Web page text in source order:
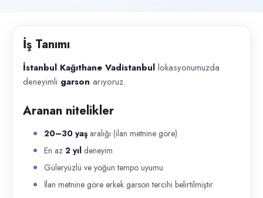
İlan açıklaması
İstanbul Kağıthane Vadistanbul lokasyonumuzda deneyimli garson
İş Tanımı
İstanbul Kağıthane Vadistanbul lokasyonumuzda
deneyimli garson arıyoruz.
Aranan nitelikler
20–30 yaş aralığı (ilan metnine göre)
En az 2 yıl deneyim
Güleryüzlü ve yoğun tempo uyumu
İlan metnine göre erkek garson tercihi belirtilmiştir